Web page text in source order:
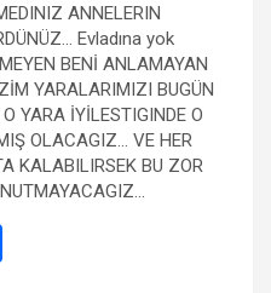
ANNELERIN
Evladına yok
BENİ ANLAMAYAN
YARALARIMIZI BUGÜN
YARA İYİLESTIGINDE O
OLACAGIZ… VE HER
KALABILIRSEK BU ZOR